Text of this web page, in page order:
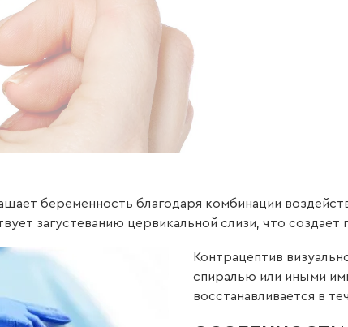
беременность благодаря комбинации
загустеванию цервикальной слизи, что
Контрацептив
спиралью или иными
восстанавливается в